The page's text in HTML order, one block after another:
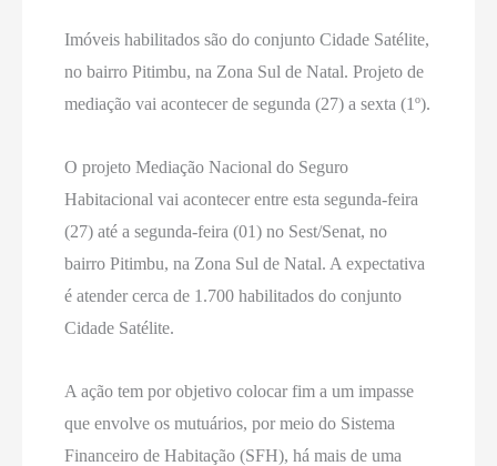
Imóveis habilitados são do conjunto Cidade Satélite,
no bairro Pitimbu, na Zona Sul de Natal. Projeto de
mediação vai acontecer de segunda (27) a sexta (1º).
O projeto Mediação Nacional do Seguro
Habitacional vai acontecer entre esta segunda-feira
(27) até a segunda-feira (01) no Sest/Senat, no
bairro Pitimbu, na Zona Sul de Natal. A expectativa
é atender cerca de 1.700 habilitados do conjunto
Cidade Satélite.
A ação tem por objetivo colocar fim a um impasse
que envolve os mutuários, por meio do Sistema
Financeiro de Habitação (SFH), há mais de uma